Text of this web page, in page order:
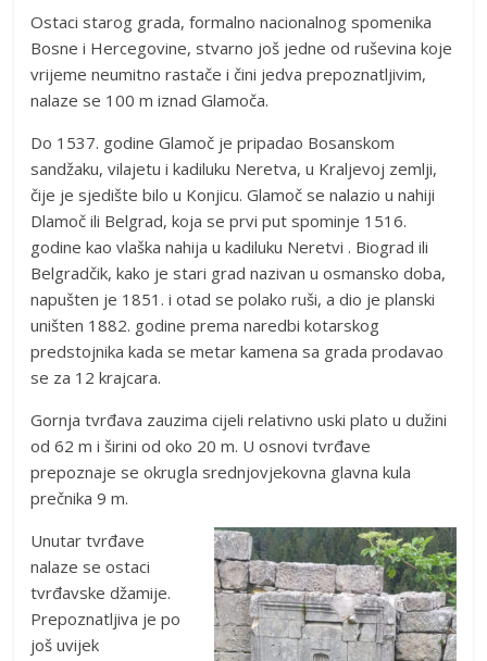
Ostaci starog grada, formalno nacionalnog spomenika
Bosne i Hercegovine, stvarno još jedne od ruševina koje
vrijeme neumitno rastače i čini jedva prepoznatljivim,
nalaze se 100 m iznad Glamoča.
Do 1537. godine Glamoč je pripadao Bosanskom
sandžaku, vilajetu i kadiluku Neretva, u Kraljevoj zemlji,
čije je sjedište bilo u Konjicu. Glamoč se nalazio u nahiji
Dlamoč ili Belgrad, koja se prvi put spominje 1516.
godine kao vlaška nahija u kadiluku Neretvi . Biograd ili
Belgradčik, kako je stari grad nazivan u osmansko doba,
napušten je 1851. i otad se polako ruši, a dio je planski
uništen 1882. godine prema naredbi kotarskog
predstojnika kada se metar kamena sa grada prodavao
se za 12 krajcara.
Gornja tvrđava zauzima cijeli relativno uski plato u dužini
od 62 m i širini od oko 20 m. U osnovi tvrđave
prepoznaje se okrugla srednjovjekovna glavna kula
prečnika 9 m.
Unutar tvrđave
nalaze se ostaci
tvrđavske džamije.
Prepoznatljiva je po
još uvijek